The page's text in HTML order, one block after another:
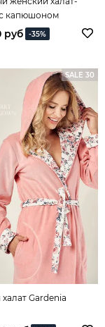
капюшоном
руб -35%
SALE 30
Gardenia